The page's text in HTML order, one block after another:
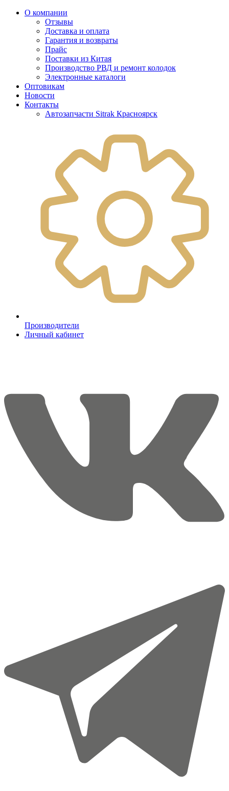
О компании
Отзывы
Доставка и оплата
Гарантия и возвраты
Прайс
Поставки из Китая
Производство РВД и ремонт колодок
Электронные каталоги
Оптовикам
Новости
Контакты
Автозапчасти Sitrak Красноярск
Производители
Личный кабинет